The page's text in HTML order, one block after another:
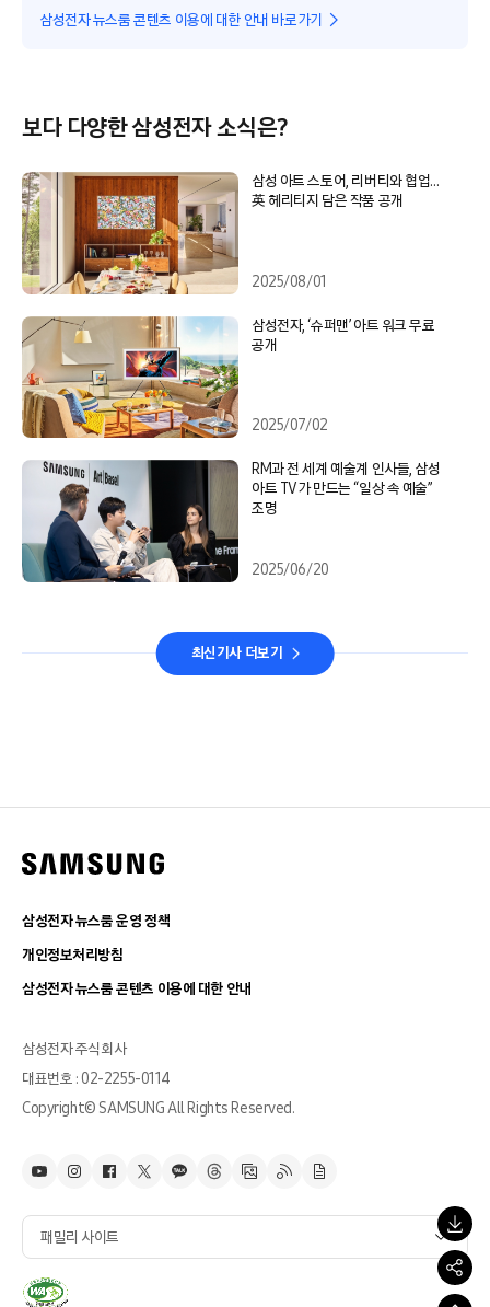
삼성전자 뉴스룸 콘텐츠 이용에 대한 안내 바로가기
보다 다양한 삼성전자 소식은?
삼성 아트 스토어, 리버티와 협업…
英 헤리티지 담은 작품 공개
2025/08/01
삼성전자, ‘슈퍼맨’ 아트 워크 무료
공개
2025/07/02
RM과 전 세계 예술계 인사들, 삼성
아트 TV가 만드는 “일상 속 예술”
조명
2025/06/20
최신기사 더보기
삼성전자 뉴스룸 운영 정책
개인정보처리방침
삼성전자 뉴스룸 콘텐츠 이용에 대한 안내
삼성전자 주식회사
대표번호 : 02-2255-0114
Copyright© SAMSUNG All Rights Reserved.
패밀리 사이트